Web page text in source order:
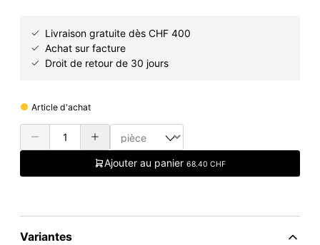
Livraison gratuite dès CHF 400
Achat sur facture
Droit de retour de 30 jours
Article d'achat
Ajouter au panier 68.40 CHF
Variantes